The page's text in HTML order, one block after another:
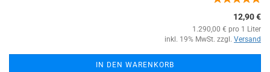
12,90 €
1.290,00 € pro 1 Liter
inkl. 19% MwSt. zzgl. Versand
IN DEN WARENKORB